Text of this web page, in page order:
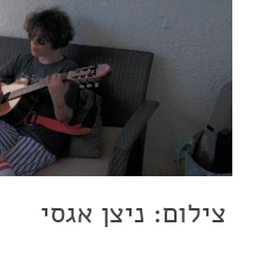
צילום: ניצן אגסי